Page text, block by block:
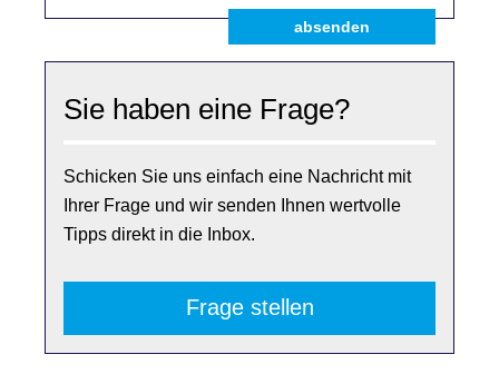
absenden
Sie haben eine Frage?
Schicken Sie uns einfach eine Nachricht mit
Ihrer Frage und wir senden Ihnen wertvolle
Tipps direkt in die Inbox.
Frage stellen